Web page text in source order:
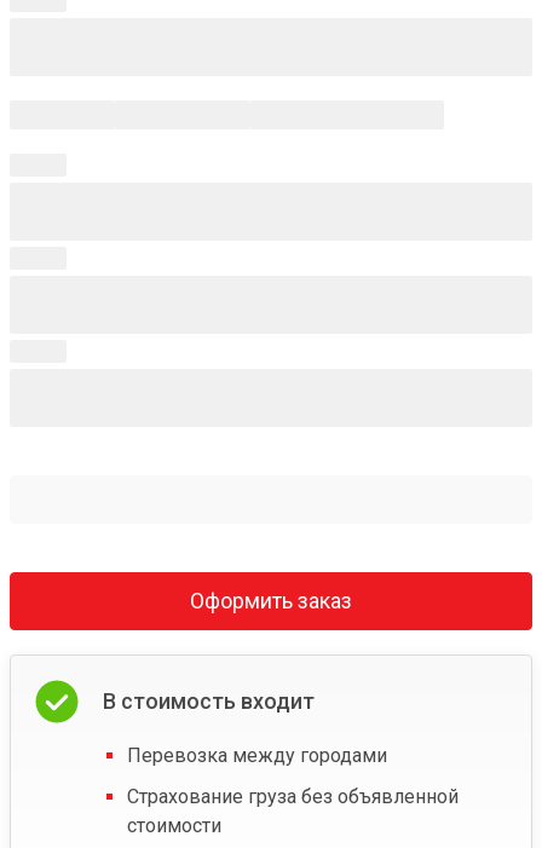
Оформить заказ
В стоимость входит
Перевозка между городами
Страхование груза без объявленной
стоимости